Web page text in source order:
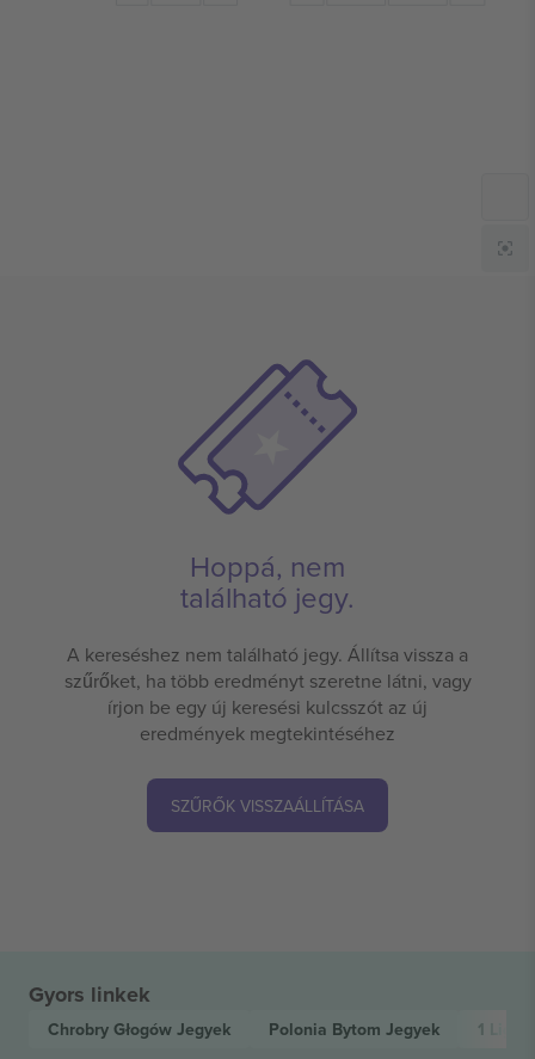
Hoppá, nem
található jegy.
A kereséshez nem található jegy. Állítsa vissza a
szűrőket, ha több eredményt szeretne látni, vagy
írjon be egy új keresési kulcsszót az új
eredmények megtekintéséhez
SZŰRŐK VISSZAÁLLÍTÁSA
Gyors linkek
Chrobry Głogów Jegyek Polonia Bytom Jegyek 1 Liga